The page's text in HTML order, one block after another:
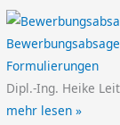
Formulierungen
Dipl.-Ing. Heike
mehr lesen »